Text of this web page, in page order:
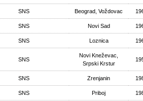
SNS Beograd, Voždovac
SNS Novi Sad
SNS Loznica
SNS
Novi Kneževac,
Srpski Krstur
SNS Zrenjanin
SNS Priboj